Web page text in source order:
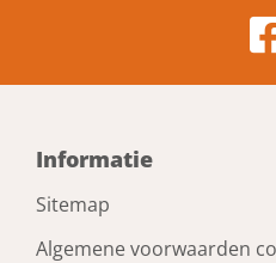
Informatie
Sitemap
Algemene voorwaarden